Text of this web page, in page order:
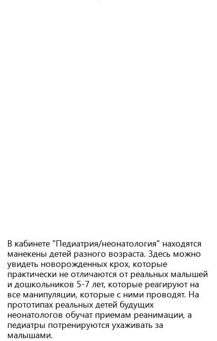
В кабинете "Педиатрия/неонатология" находятся
манекены детей разного возраста. Здесь можно
увидеть новорожденных крох, которые
практически не отличаются от реальных малышей
и дошкольников 5-7 лет, которые реагируют на
все манипуляции, которые с ними проводят. На
прототипах реальных детей будущих
неонатологов обучат приемам реанимации, а
педиатры потренируются ухаживать за
малышами.